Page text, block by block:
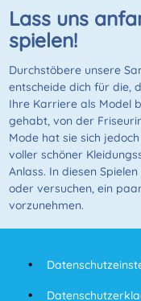
Lass uns
spielen!
Durchstöbere unsere
entscheide dich für die,
Ihre Karriere als Model
gehabt, von der
Mode hat sie sich
voller schöner
Anlass. In diesen
oder versuchen, ein
vorzunehmen.